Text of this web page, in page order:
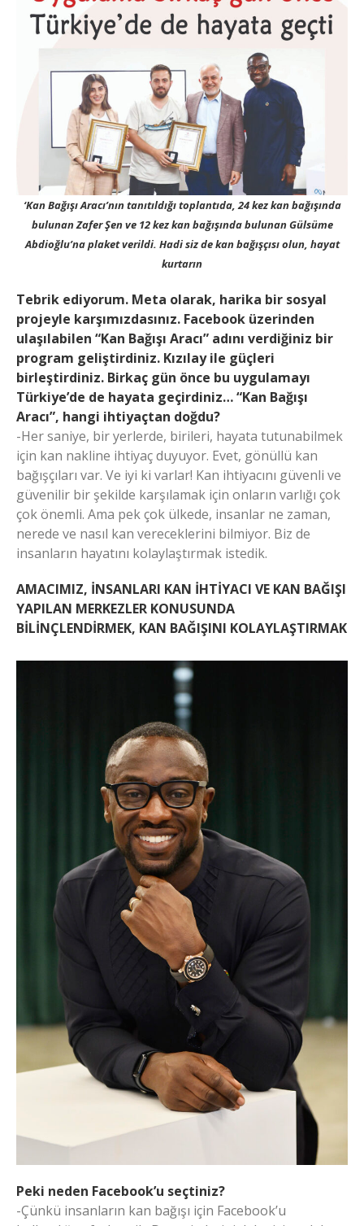
‘Kan Bağışı Aracı’nın tanıtıldığı toplantıda, 24 kez kan bağışında
bulunan Zafer Şen ve 12 kez kan bağışında bulunan Gülsüme
Abdioğlu’na plaket verildi. Hadi siz de kan bağışçısı olun, hayat
kurtarın
Tebrik ediyorum. Meta olarak, harika bir sosyal
projeyle karşımızdasınız. Facebook üzerinden
ulaşılabilen “Kan Bağışı Aracı” adını verdiğiniz bir
program geliştirdiniz. Kızılay ile güçleri
birleştirdiniz. Birkaç gün önce bu uygulamayı
Türkiye’de de hayata geçirdiniz… “Kan Bağışı
Aracı”, hangi ihtiyaçtan doğdu?
-Her saniye, bir yerlerde, birileri, hayata tutunabilmek
için kan nakline ihtiyaç duyuyor. Evet, gönüllü kan
bağışçıları var. Ve iyi ki varlar! Kan ihtiyacını güvenli ve
güvenilir bir şekilde karşılamak için onların varlığı çok
çok önemli. Ama pek çok ülkede, insanlar ne zaman,
nerede ve nasıl kan vereceklerini bilmiyor. Biz de
insanların hayatını kolaylaştırmak istedik.
AMACIMIZ, İNSANLARI KAN İHTİYACI VE KAN BAĞIŞI
YAPILAN MERKEZLER KONUSUNDA
BİLİNÇLENDİRMEK, KAN BAĞIŞINI KOLAYLAŞTIRMAK
Peki neden Facebook’u seçtiniz?
-Çünkü insanların kan bağışı için Facebook’u